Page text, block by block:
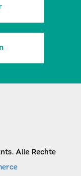
Alle Rechte